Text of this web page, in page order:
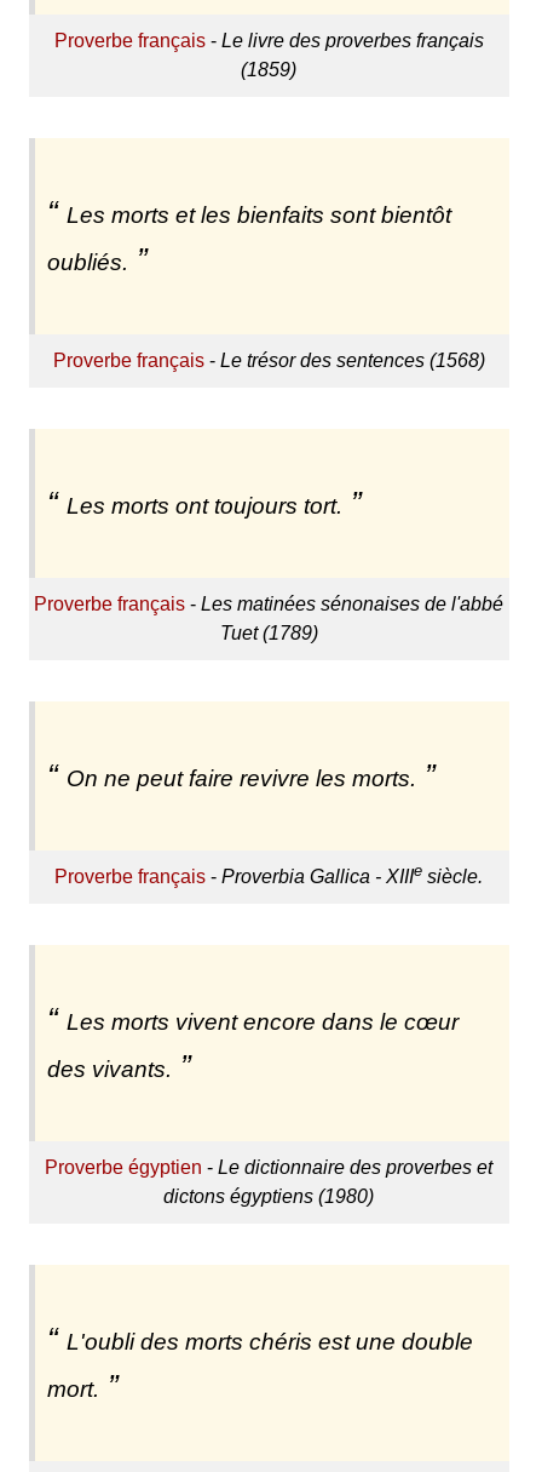
Proverbe français- Le livre des proverbes français
(1859)
Les morts et les bienfaits sont bientôt
oubliés.
Proverbe français- Le trésor des sentences (1568)
Les morts ont toujours tort.
Proverbe français -Les matinées sénonaises de l'abbé
Tuet (1789)
On ne peut faire revivre les morts.
Proverbe français -Proverbia Gallica - XIIIe siècle.
Les morts vivent encore dans le cœur
des vivants.
Proverbe égyptien -Le dictionnaire des proverbes et
dictons égyptiens (1980)
L'oubli des morts chéris est une double
mort.